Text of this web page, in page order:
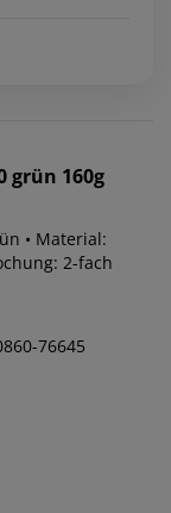
grün 160g
• Material:
2-fach
76645